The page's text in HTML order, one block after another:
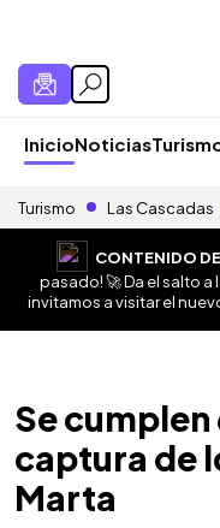
InicioNoticias
Turismo Las Cascadas
CONTENIDO
pasado! 🚀 Da el salto a
invitamos a visitar el
Se cumplen
captura de
Marta